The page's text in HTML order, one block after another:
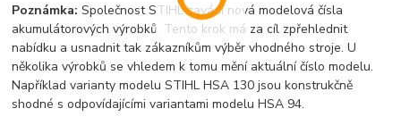
Poznámka: Společnost STIHL zavádí nová modelová čísla
akumulátorových výrobků. Tento krok má za cíl zpřehlednit
nabídku a usnadnit tak zákazníkům výběr vhodného stroje. U
několika výrobků se vhledem k tomu mění aktuální číslo modelu.
Například varianty modelu STIHL HSA 130 jsou konstrukčně
shodné s odpovídajícími variantami modelu HSA 94.